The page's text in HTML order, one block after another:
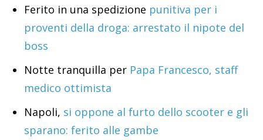
Ferito in una spedizione punitiva per i
proventi della droga: arrestato il nipote del
boss
Notte tranquilla per Papa Francesco, staff
medico ottimista
Napoli, si oppone al furto dello scooter e gli
sparano: ferito alle gambe